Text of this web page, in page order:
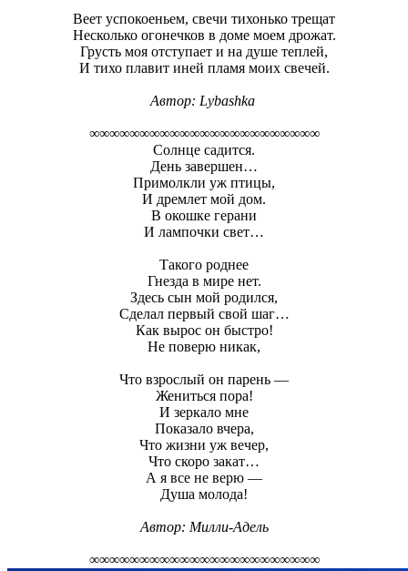
Веет успокоеньем, свечи тихонько трещат
Несколько огонечков в доме моем дрожат.
Грусть моя отступает и на душе теплей,
И тихо плавит иней пламя моих свечей.
Автор: Lybashka
∞∞∞∞∞∞∞∞∞∞∞∞∞∞∞∞∞∞∞∞∞∞∞
Солнце садится.
День завершен…
Примолкли уж птицы,
И дремлет мой дом.
В окошке герани
И лампочки свет…
Такого роднее
Гнезда в мире нет.
Здесь сын мой родился,
Сделал первый свой шаг…
Как вырос он быстро!
Не поверю никак,
Что взрослый он парень —
Жениться пора!
И зеркало мне
Показало вчера,
Что жизни уж вечер,
Что скоро закат…
А я все не верю —
Душа молода!
Автор: Милли-Адель
∞∞∞∞∞∞∞∞∞∞∞∞∞∞∞∞∞∞∞∞∞∞∞